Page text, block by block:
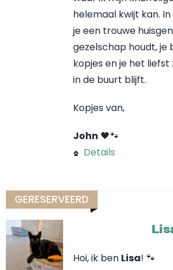
helemaal kwijt kan.
je een trouwe
gezelschap houdt,
kopjes en je het
in de buurt blijft.
Kopjes van,
John 🖤🐾
Details
GERESERVEERD
Hoi, ik ben Lisa! 🐾